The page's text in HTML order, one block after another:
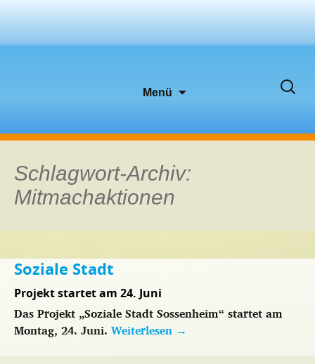
Menü
Suchen
Schlagwort-Archiv:
Mitmachaktionen
Soziale Stadt
Projekt startet am 24. Juni
Das Projekt „Soziale Stadt Sossenheim“ startet am
Montag, 24. Juni. Weiterlesen →